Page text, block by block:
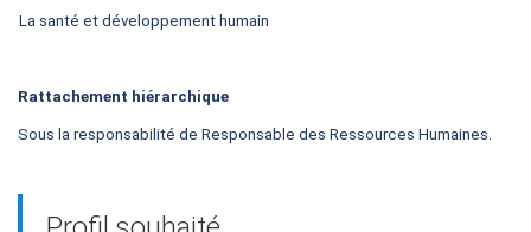
La santé et développement humain
Rattachement hiérarchique
Sous la responsabilité de Responsable des Ressources Humaines.